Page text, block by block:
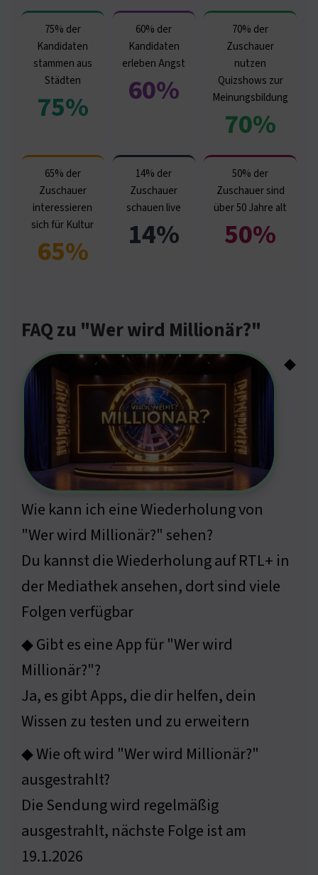
75% der
Kandidaten
stammen aus
Städten
75%
60% der
Kandidaten
erleben Angst
60%
70% der
Zuschauer
nutzen
Quizshows zur
Meinungsbildung
70%
65% der
Zuschauer
interessieren
sich für Kultur
65%
14% der
Zuschauer
schauen live
14%
50% der
Zuschauer sind
über 50 Jahre alt
50%
FAQ zu "Wer wird Millionär?"
◆
Wie kann ich eine Wiederholung von
"Wer wird Millionär?" sehen?
Du kannst die Wiederholung auf RTL+ in
der Mediathek ansehen, dort sind viele
Folgen verfügbar
◆ Gibt es eine App für "Wer wird
Millionär?"?
Ja, es gibt Apps, die dir helfen, dein
Wissen zu testen und zu erweitern
◆ Wie oft wird "Wer wird Millionär?"
ausgestrahlt?
Die Sendung wird regelmäßig
ausgestrahlt, nächste Folge ist am
19.1.2026